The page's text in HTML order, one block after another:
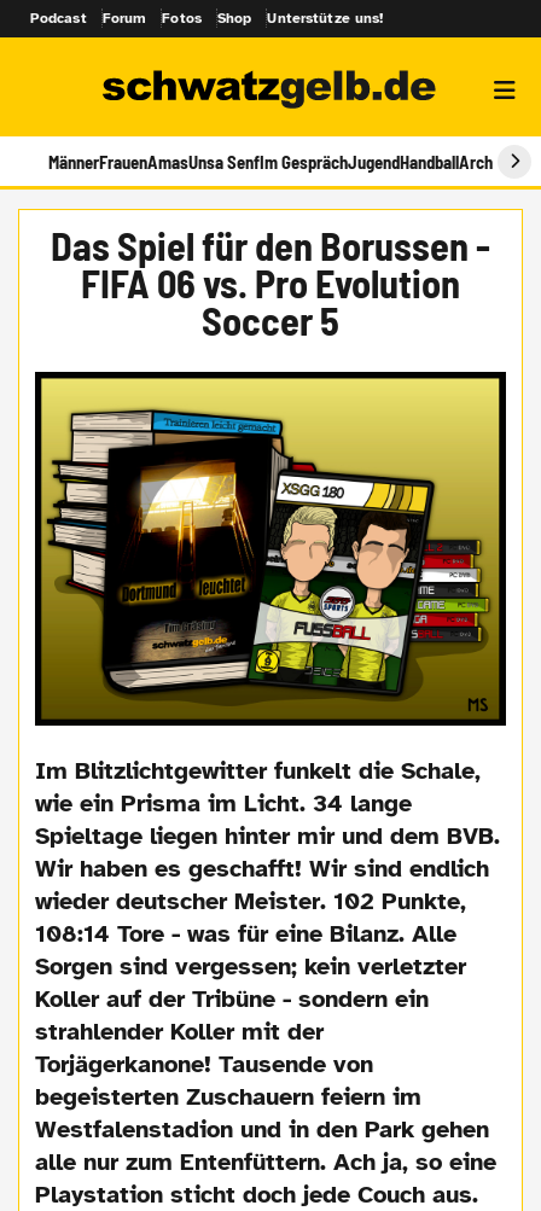
Podcast Forum Fotos Shop Unterstütze uns!
MännerFrauenAmasUnsa SenfIm GesprächJugendHandballArchiv
Das Spiel für den Borussen -
FIFA 06 vs. Pro Evolution
Soccer 5
Im Blitzlichtgewitter funkelt die Schale,
wie ein Prisma im Licht. 34 lange
Spieltage liegen hinter mir und dem BVB.
Wir haben es geschafft! Wir sind endlich
wieder deutscher Meister. 102 Punkte,
108:14 Tore - was für eine Bilanz. Alle
Sorgen sind vergessen; kein verletzter
Koller auf der Tribüne - sondern ein
strahlender Koller mit der
Torjägerkanone! Tausende von
begeisterten Zuschauern feiern im
Westfalenstadion und in den Park gehen
alle nur zum Entenfüttern. Ach ja, so eine
Playstation sticht doch jede Couch aus.